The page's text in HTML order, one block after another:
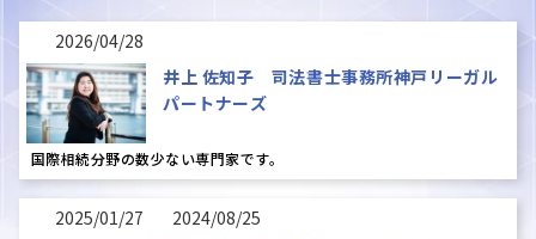
2026/04/28
井上 佐知子 司法書士事務所神戸リーガル
パートナーズ
国際相続分野の数少ない専門家です。
2025/01/27
2024/08/25